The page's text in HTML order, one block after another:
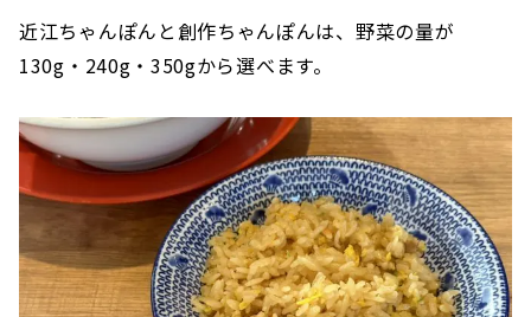
近江ちゃんぽんと創作ちゃんぽんは、野菜の量が
130g・240g・350gから選べます。